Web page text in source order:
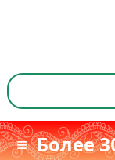
≡ Более